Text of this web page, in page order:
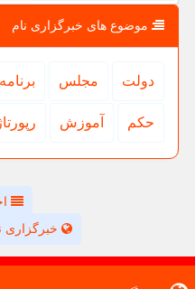
موضوع های خبرگزاری نام
دولت مجلس برنامه
حكم آموزش